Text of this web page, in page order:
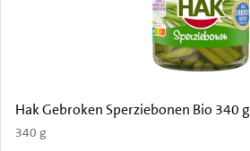
Hak Gebroken Sperziebonen Bio 340 g
340 g